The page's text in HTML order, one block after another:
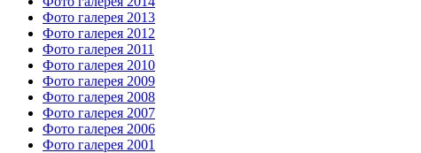
Фото галерея 2013
Фото галерея 2012
Фото галерея 2011
Фото галерея 2010
Фото галерея 2009
Фото галерея 2008
Фото галерея 2007
Фото галерея 2006
Фото галерея 2001